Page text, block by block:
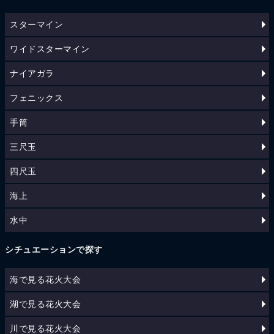
スターマイン
ワイドスターマイン
ナイアガラ
フェニックス
手筒
三尺玉
四尺玉
海上
水中
シチュエーションで探す
海で見る花火大会
湖で見る花火大会
川で見る花火大会